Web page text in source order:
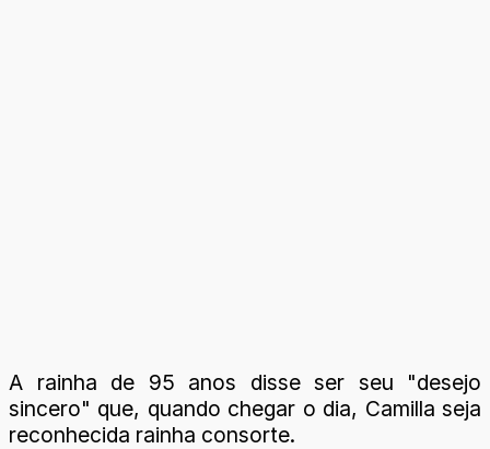
A rainha de 95 anos disse ser seu "desejo
sincero" que, quando chegar o dia, Camilla seja
reconhecida rainha consorte.